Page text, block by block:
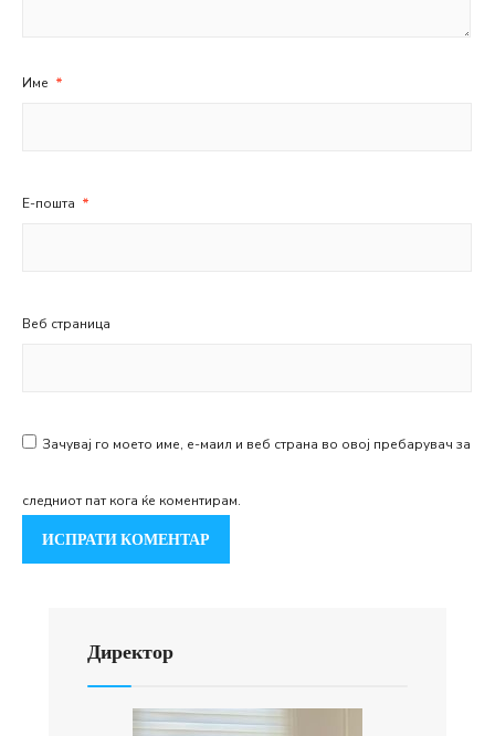
Име *
Е-пошта *
Веб страница
Зачувај го моето име, е-маил и веб страна во овој пребарувач за
следниот пат кога ќе коментирам.
Директор